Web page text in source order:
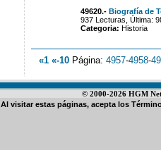
49620.- Biografía de
937 Lecturas, Última:
Categoria: Historia
«1 «-10 Página: 4957-4958-
© 2000-2026 HGM
Al visitar estas páginas, acepta los